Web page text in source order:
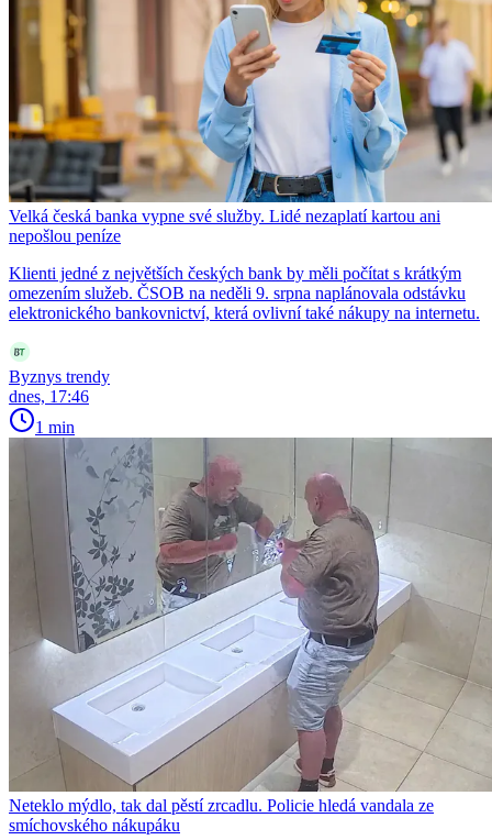
Velká česká banka vypne své služby. Lidé nezaplatí kartou ani
nepošlou peníze
Klienti jedné z největších českých bank by měli počítat s krátkým
omezením služeb. ČSOB na neděli 9. srpna naplánovala odstávku
elektronického bankovnictví, která ovlivní také nákupy na internetu.
Byznys trendy
dnes, 17:46
1 min
Neteklo mýdlo, tak dal pěstí zrcadlu. Policie hledá vandala ze
smíchovského nákupáku